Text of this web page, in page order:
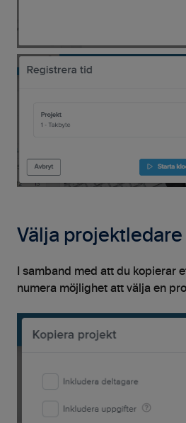
Välja
I samband med att du kopierar
numera möjlighet att välja en